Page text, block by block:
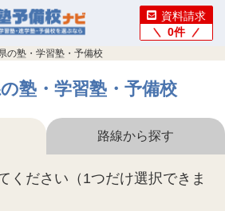
資料請求
0件
の塾・学習塾・予備校
塾・学習塾・予備校
路線から探す
ください（1つだけ選択できま